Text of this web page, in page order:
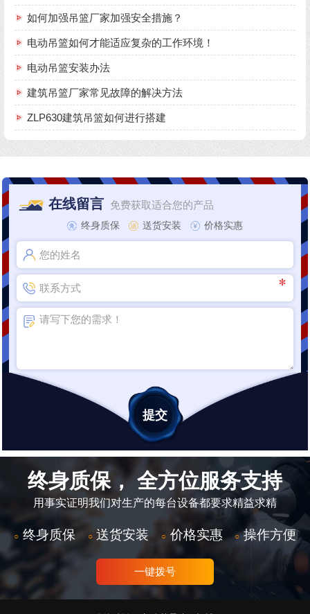
如何加强吊篮厂家加强安全措施？
电动吊篮如何才能适应复杂的工作环境！
电动吊篮安装办法
建筑吊篮厂家常见故障的解决方法
ZLP630建筑吊篮如何进行搭建
在线留言 免费获取适合您的产品
终身质保 送货安装 价格实惠
终身质保， 全方位服务支持
用事实证明我们对生产的每台设备都要求精益求精
○ 终身质保 ○ 送货安装 ○ 价格实惠 ○ 操作方便
一键拨号